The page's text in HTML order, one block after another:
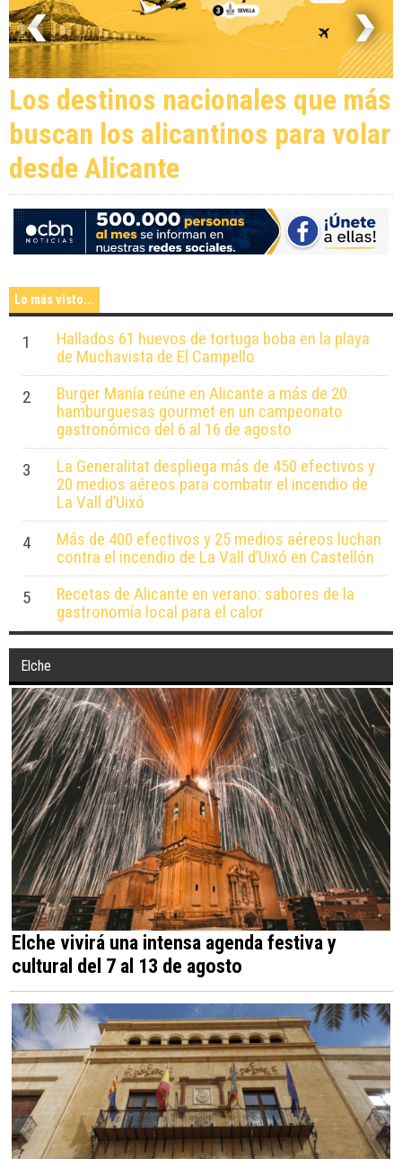
Los destinos nacionales que más
buscan los alicantinos para volar
desde Alicante
Lo más visto...
1
Hallados 61 huevos de tortuga boba en la playa
de Muchavista de El Campello
2
Burger Manía reúne en Alicante a más de 20
hamburguesas gourmet en un campeonato
gastronómico del 6 al 16 de agosto
3
La Generalitat despliega más de 450 efectivos y
20 medios aéreos para combatir el incendio de
La Vall d’Uixó
4
Más de 400 efectivos y 25 medios aéreos luchan
contra el incendio de La Vall d’Uixó en Castellón
5
Recetas de Alicante en verano: sabores de la
gastronomía local para el calor
Elche
Elche vivirá una intensa agenda festiva y
cultural del 7 al 13 de agosto